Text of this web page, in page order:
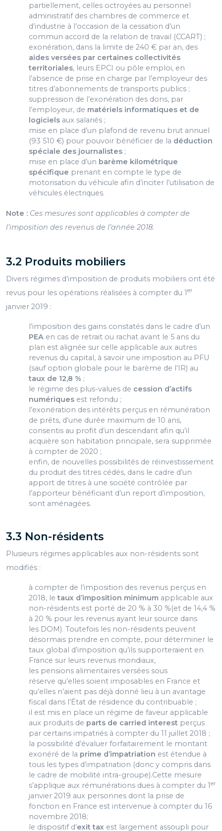
partiellement, celles octroyées au personnel
administratif des chambres de commerce et
d’industrie à l’occasion de la cessation d’un
commun accord de la relation de travail (CCART) ;
exonération, dans la limite de 240 € par an, des
aides versées par certaines collectivités
territoriales, leurs EPCI ou pôle emploi, en
l’absence de prise en charge par l’employeur des
titres d’abonnements de transports publics ;
suppression de l’exonération des dons, par
l’employeur, de matériels informatiques et de
logiciels aux salariés ;
mise en place d’un plafond de revenu brut annuel
(93 510 €) pour pouvoir bénéficier de la déduction
spéciale des journalistes ;
mise en place d’un barème kilométrique
spécifique prenant en compte le type de
motorisation du véhicule afin d’inciter l’utilisation de
véhicules électriques.
Note : Ces mesures sont applicables à compter de
l’imposition des revenus de l’année 2018.
3.2 Produits mobiliers
Divers régimes d’imposition de produits mobiliers ont été
revus pour les opérations réalisées à compter du 1er
janvier 2019 :
l’imposition des gains constatés dans le cadre d’un
PEA en cas de retrait ou rachat avant le 5 ans du
plan est alignée sur celle applicable aux autres
revenus du capital, à savoir une imposition au PFU
(sauf option globale pour le barème de l’IR) au
taux de 12,8 % ;
le régime des plus-values de cession d’actifs
numériques est refondu ;
l’exonération des intérêts perçus en rémunération
de prêts, d’une durée maximum de 10 ans,
consentis au profit d’un descendant afin qu’il
acquière son habitation principale, sera supprimée
à compter de 2020 ;
enfin, de nouvelles possibilités de réinvestissement
du produit des titres cédés, dans le cadre d’un
apport de titres à une société contrôlée par
l’apporteur bénéficiant d’un report d’imposition,
sont aménagées.
3.3 Non-résidents
Plusieurs régimes applicables aux non-résidents sont
modifiés :
à compter de l’imposition des revenus perçus en
2018, letaux d’imposition minimum applicable aux
non-résidents est porté de 20 % à 30 %(et de 14,4 %
à 20 % pour les revenus ayant leur source dans
les DOM). Toutefois les non-résidents peuvent
désormais prendre en compte, pour déterminer le
taux global d’imposition qu’ils supporteraient en
France sur leurs revenus mondiaux,
les pensions alimentaires versées sous
réserve qu’elles soient imposables en France et
qu’elles n’aient pas déjà donné lieu à un avantage
fiscal dans l’État de résidence du contribuable ;
il est mis en place un régime de faveur applicable
aux produits de parts de carried interest perçus
par certains impatriés à compter du 11 juillet 2018 ;
la possibilité d’évaluer forfaitairement le montant
exonéré de la prime d’impatriation est étendue à
tous les types d’impatriation (donc y compris dans
le cadre de mobilité intra-groupe).Cette mesure
s’applique aux rémunérations dues à compter du 1er
janvier 2019 aux personnes dont la prise de
fonction en France est intervenue à compter du 16
novembre 2018;
le dispositif d’exit tax est largement assoupli pour